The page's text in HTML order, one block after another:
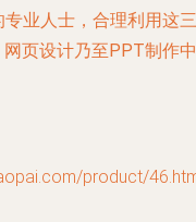
业人士，合理利用这三
网页设计乃至PPT制作中
product/